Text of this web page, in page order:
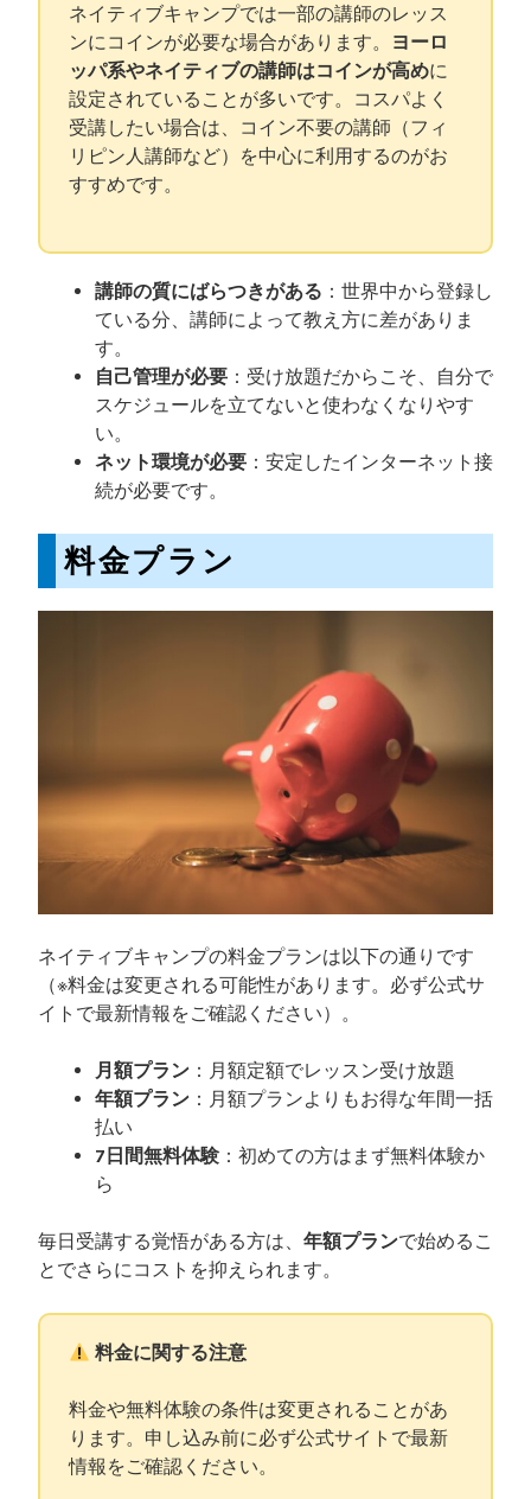
ネイティブキャンプでは一部の講師のレッス
ンにコインが必要な場合があります。
ヨーロ
ッパ系やネイティブの講師はコインが高めに
設定されていることが多いです。コスパよく
受講したい場合は、コイン不要の講師（フィ
リピン人講師など）を中心に利用するのがお
すすめです。
講師の質にばらつきがある ：世界中から登録し
ている分、講師によって教え方に差がありま
す。
自己管理が必要 ：受け放題だからこそ、自分で
スケジュールを立てないと使わなくなりやす
い。
ネット環境が必要 ：安定したインターネット接
続が必要です。
料金プラン
ネイティブキャンプの料金プランは以下の通りです
（※料金は変更される可能性があります。必ず公式サ
イトで最新情報をご確認ください）。
月額プラン ：月額定額でレッスン受け放題
年額プラン ：月額プランよりもお得な年間一括
払い
7日間無料体験 ：初めての方はまず無料体験か
ら
毎日受講する覚悟がある方は、 年額プランで始めるこ
とでさらにコストを抑えられます。
料金に関する注意
料金や無料体験の条件は変更されることがあ
ります。申し込み前に必ず公式サイトで最新
情報をご確認ください。